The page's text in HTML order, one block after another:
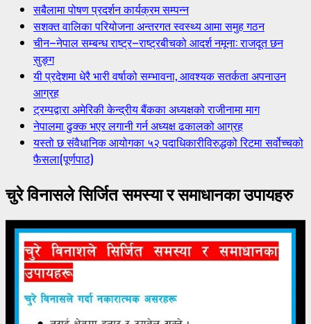
सबैलामा पोषण प्रदर्शन कार्यक्रम सम्पन्न
सशक्त वालिका परियोजना अन्तरगत स्वस्थ्य आमा समुह गठन
चीन–नेपाल सम्बन्ध राष्ट्र–राष्ट्रबीचको आदर्श नमूना: राजदूत छन
सुङ्ग
यी प्रदेशमा धेरै भारी वर्षाको सम्भावना, आवश्यक सतर्कता अपनाउन
आग्रह
ट्रम्पद्वारा अमेरिकी केन्द्रीय बैंकका अध्यक्षको राजीनामा माग
नेपालमा ढुक्क भएर लगानी गर्न अध्यक्ष ढकालको आग्रह
यस्तो छ संवैधानिक आयोगका ५२ पदाधिकारीविरुद्धको रिटमा सर्वोच्चको
फैसला(पूर्णपाठ)
चुरे विनासले सिर्जित समस्या र समाधानका उपायहरु